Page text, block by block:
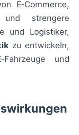
E‑Commerce,
und strengere
und Logistiker,
zu entwickeln,
und